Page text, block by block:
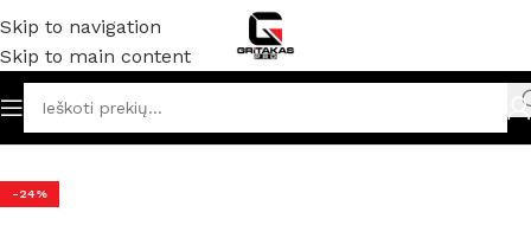
Skip to navigation
Skip to main content
ir elektriniai įrankiai Kampiniai šlifuokliai
-24%